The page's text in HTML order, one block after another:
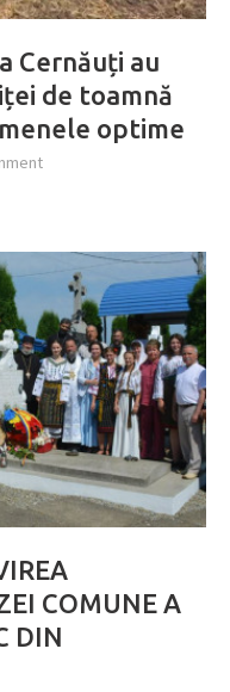
Cernăuți au
de toamnă
optime
COMUNE A
DIN